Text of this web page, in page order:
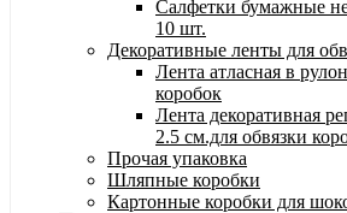
Салфетки бумажные
10 шт.
Декоративные ленты для
Лента атласная в
коробок
Лента декоративная
2.5 см.для обвязки
Прочая упаковка
Шляпные коробки
Картонные коробки для